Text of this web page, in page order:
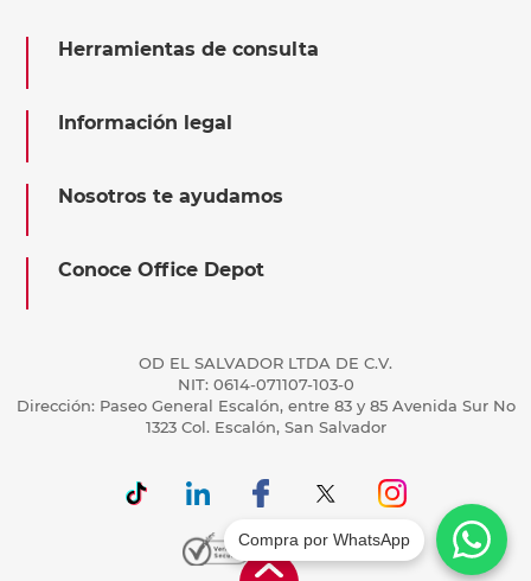
Herramientas de consulta
Información legal
Nosotros te ayudamos
Conoce Office Depot
OD EL SALVADOR LTDA DE C.V.
NIT: 0614-071107-103-0
Dirección: Paseo General Escalón, entre 83 y 85 Avenida Sur No
1323 Col. Escalón, San Salvador
Compra por WhatsApp